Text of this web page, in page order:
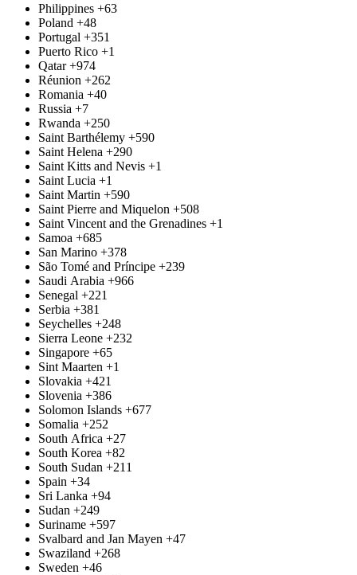
Philippines +63
Poland +48
Portugal +351
Puerto Rico +1
Qatar +974
Réunion +262
Romania +40
Russia +7
Rwanda +250
Saint Barthélemy +590
Saint Helena +290
Saint Kitts and Nevis +1
Saint Lucia +1
Saint Martin +590
Saint Pierre and Miquelon +508
Saint Vincent and the Grenadines +1
Samoa +685
San Marino +378
São Tomé and Príncipe +239
Saudi Arabia +966
Senegal +221
Serbia +381
Seychelles +248
Sierra Leone +232
Singapore +65
Sint Maarten +1
Slovakia +421
Slovenia +386
Solomon Islands +677
Somalia +252
South Africa +27
South Korea +82
South Sudan +211
Spain +34
Sri Lanka +94
Sudan +249
Suriname +597
Svalbard and Jan Mayen +47
Swaziland +268
Sweden +46